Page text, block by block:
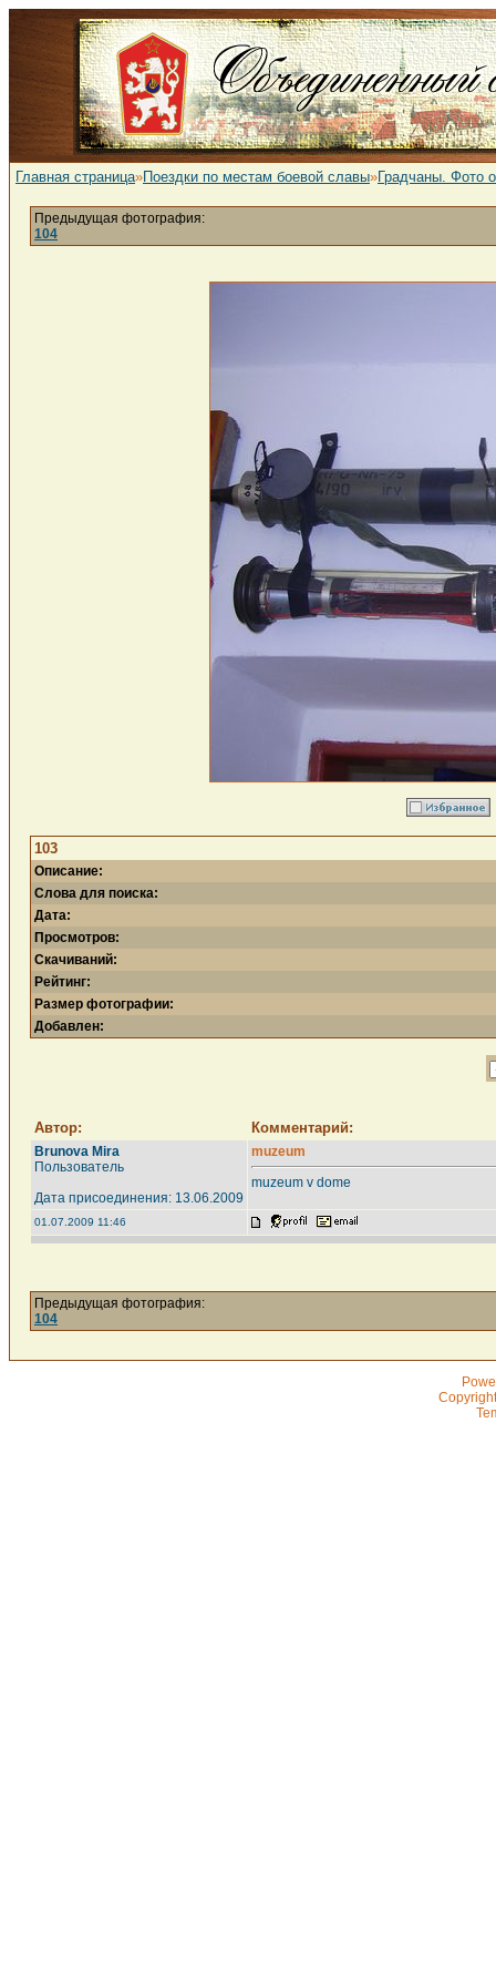
Главная страница»Поездки по местам боевой славы»Градчаны. Фото
Предыдущая фотография:
104
103
Описание:
Слова для поиска:
Дата:
Просмотров:
Скачиваний:
Рейтинг:
Размер фотографии:
Добавлен:
Автор: Комментарий:
Brunova Mira
Пользователь
Дата присоединения: 13.06.2009
muzeum
muzeum v dome
01.07.2009 11:46
Предыдущая фотография:
104